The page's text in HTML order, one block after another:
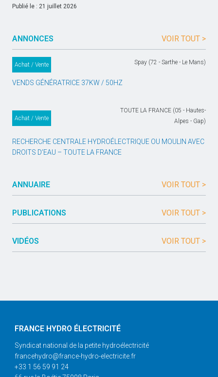
Publié le : 21 juillet 2026
ANNONCES VOIR TOUT >
Achat / Vente Spay (72 - Sarthe - Le Mans)
VENDS GÉNÉRATRICE 37KW / 50HZ
Achat / Vente
TOUTE LA FRANCE (05 - Hautes-
Alpes - Gap)
RECHERCHE CENTRALE HYDROÉLECTRIQUE OU MOULIN AVEC
DROITS D’EAU – TOUTE LA FRANCE
ANNUAIRE VOIR TOUT >
PUBLICATIONS VOIR TOUT >
VIDÉOS VOIR TOUT >
FRANCE HYDRO ÉLECTRICITÉ
Syndicat national de la petite hydroélectricité
francehydro@france-hydro-electricite.fr
+33 1 56 59 91 24